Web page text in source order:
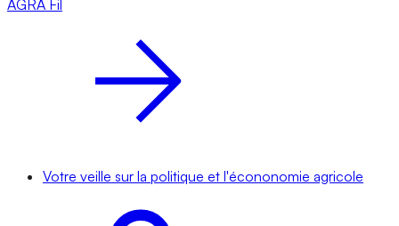
AGRA Fil
Votre veille sur la politique et l'écononomie agricole